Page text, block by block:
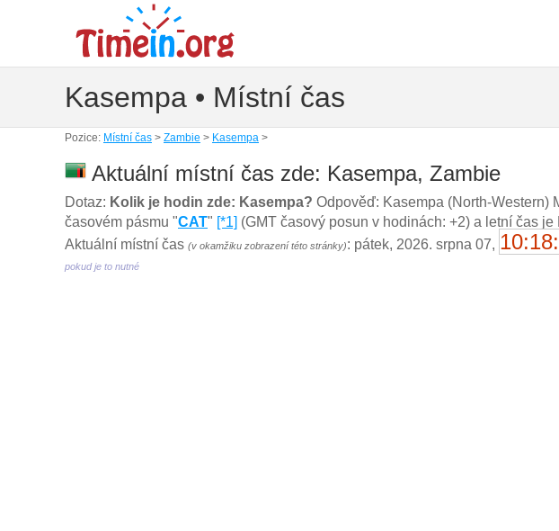
Kasempa • Místní čas
Pozice: Místní čas > Zambie > Kasempa >
Aktuální místní čas zde: Kasempa, Zambie
Dotaz: Kolik je hodin zde: Kasempa? Odpověď: Kasempa (North-Western)
časovém pásmu "CAT" [*1] (GMT časový posun v hodinách: +2) a letní čas
Aktuální místní čas (v okamžiku zobrazení této stránky): pátek, 2026. srpna 07,
pokud je to nutné